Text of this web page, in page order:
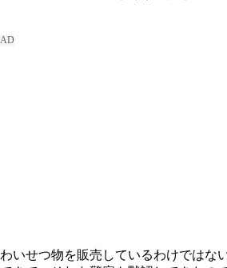
わいせつ物を販売しているわけではな